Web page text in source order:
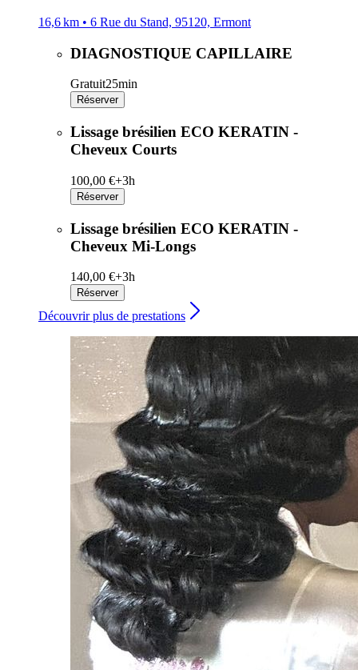
16,6 km • 6 Rue du Stand, 95120, Ermont
DIAGNOSTIQUE CAPILLAIRE
Gratuit25min
Réserver
Lissage brésilien ECO KERATIN -
Cheveux Courts
100,00 €+3h
Réserver
Lissage brésilien ECO KERATIN -
Cheveux Mi-Longs
140,00 €+3h
Réserver
Découvrir plus de prestations